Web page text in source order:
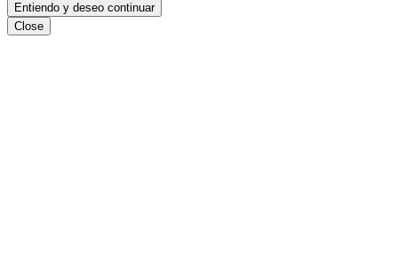
Entiendo y deseo continuar
Close